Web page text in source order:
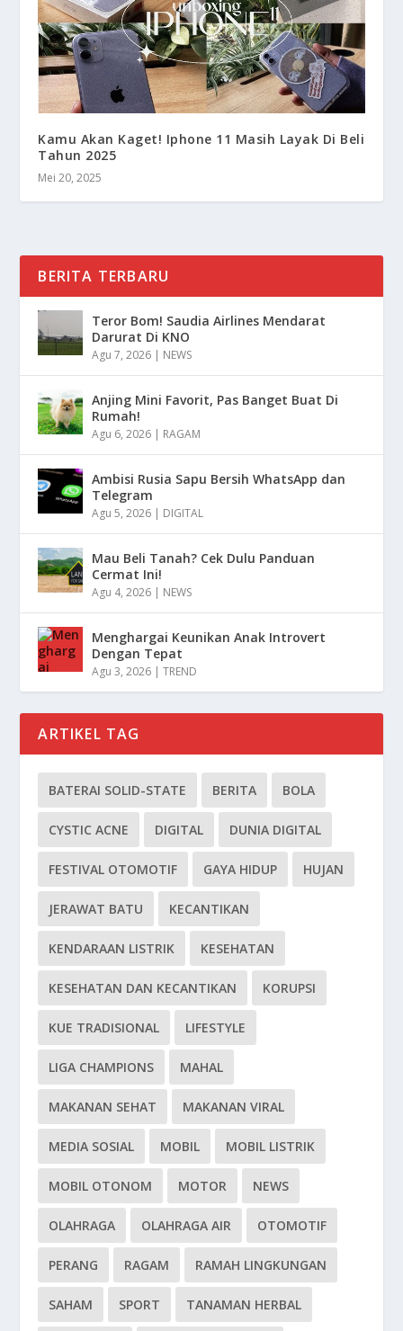
Kamu Akan Kaget! Iphone 11 Masih Layak Di Beli
Tahun 2025
Mei 20, 2025
BERITA TERBARU
Teror Bom! Saudia Airlines Mendarat
Darurat Di KNO
Agu 7, 2026 | NEWS
Anjing Mini Favorit, Pas Banget Buat Di
Rumah!
Agu 6, 2026 | RAGAM
Ambisi Rusia Sapu Bersih WhatsApp dan
Telegram
Agu 5, 2026 | DIGITAL
Mau Beli Tanah? Cek Dulu Panduan
Cermat Ini!
Agu 4, 2026 | NEWS
Menghargai Keunikan Anak Introvert
Dengan Tepat
Agu 3, 2026 |TREND
ARTIKEL TAG
BATERAI SOLID-STATE BERITA BOLA
CYSTIC ACNE DIGITAL DUNIA DIGITAL
FESTIVAL OTOMOTIF GAYA HIDUP HUJAN
JERAWAT BATU KECANTIKAN
KENDARAAN LISTRIK KESEHATAN
KESEHATAN DAN KECANTIKAN KORUPSI
KUE TRADISIONAL LIFESTYLE
LIGA CHAMPIONS MAHAL
MAKANAN SEHAT MAKANAN VIRAL
MEDIA SOSIAL MOBIL MOBIL LISTRIK
MOBIL OTONOM MOTOR NEWS
OLAHRAGA OLAHRAGA AIR OTOMOTIF
PERANG RAGAM RAMAH LINGKUNGAN
SAHAM SPORT TANAMAN HERBAL